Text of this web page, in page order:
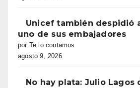
Unicef también despidió
uno de sus embajadores
por Te lo contamos
agosto 9, 2026
No hay plata: Julio Lagos